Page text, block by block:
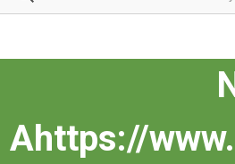
Ahttps://